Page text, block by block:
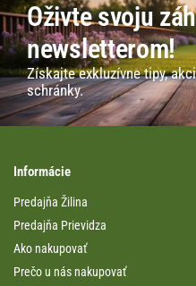
Oživte svoju
newsletterom!
Získajte exkluzívne tipy,
schránky.
Informácie
Predajňa Žilina
Predajňa Prievidza
Ako nakupovať
Prečo u nás nakupovať